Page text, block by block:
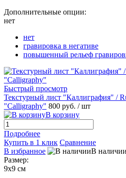
Дополнительные опции:
нет
нет
гравировка в негативе
повышенный рельеф
Быстрый просмотр
Текстурный лист "Каллиграфия" /
"Calligraphy" 800 руб. / шт
В корзину
Подробнее
Купить в 1 клик Сравнение
В избранное
В наличии
Размер:
9х9 см